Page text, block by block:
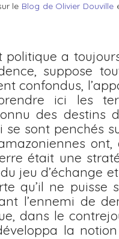
le Blog de Olivier Douville
a
suppose
confondus,
ici les
des destins
se sont penchés
ont,
était une
jeu d’échange
qu’il ne puisse
l’ennemi de
dans le
la